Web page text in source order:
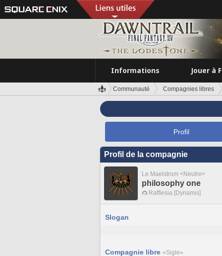
Informations Jouer à
Communauté Compagnies libres
Profil
Profil de la compagnie
Le Maelstrom <Neutre>
philosophy one
Rafflesia [Dynamis]
Slogan
Compagnie libre «Sigle»